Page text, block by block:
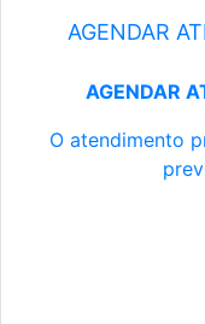
AGENDAR
AGENDAR
O atendimento